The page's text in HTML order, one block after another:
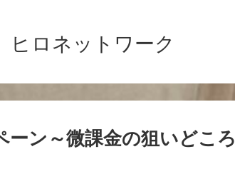
ヒロネットワーク
ーン～微課金の狙いどころ